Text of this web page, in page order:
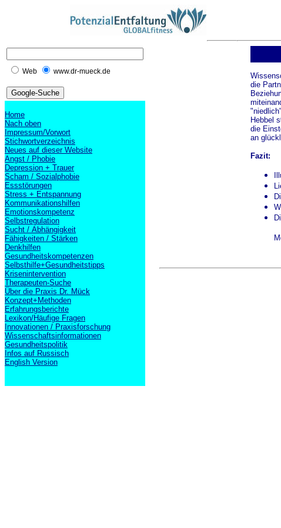
Web www.dr-mueck.de
Home
Nach oben
Impressum/Vorwort
Stichwortverzeichnis
Neues auf dieser Website
Angst / Phobie
Depression + Trauer
Scham / Sozialphobie
Essstörungen
Stress + Entspannung
Kommunikationshilfen
Emotionskompetenz
Selbstregulation
Sucht / Abhängigkeit
Fähigkeiten / Stärken
Denkhilfen
Gesundheitskompetenzen
Selbsthilfe+Gesundheitstipps
Krisenintervention
Therapeuten-Suche
Über die Praxis Dr. Mück
Konzept+Methoden
Erfahrungsberichte
Lexikon/Häufige Fragen
Innovationen / Praxisforschung
Wissenschaftsinformationen
Gesundheitspolitik
Infos auf Russisch
English Version
die
Hebbel
die
an
Fazit: